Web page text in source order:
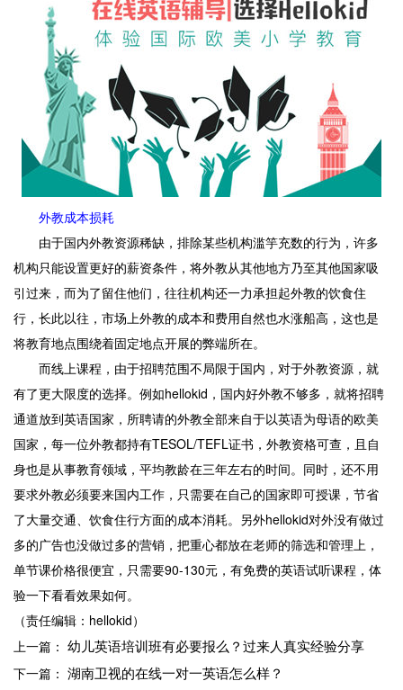
外教成本损耗
由于国内外教资源稀缺，排除某些机构滥竽充数的行为，许多
机构只能设置更好的薪资条件，将外教从其他地方乃至其他国家吸
引过来，而为了留住他们，往往机构还一力承担起外教的饮食住
行，长此以往，市场上外教的成本和费用自然也水涨船高，这也是
将教育地点围绕着固定地点开展的弊端所在。
而线上课程，由于招聘范围不局限于国内，对于外教资源，就
有了更大限度的选择。例如hellokid，国内好外教不够多，就将招聘
通道放到英语国家，所聘请的外教全部来自于以英语为母语的欧美
国家，每一位外教都持有TESOL/TEFL证书，外教资格可查，且自
身也是从事教育领域，平均教龄在三年左右的时间。同时，还不用
要求外教必须要来国内工作，只需要在自己的国家即可授课，节省
了大量交通、饮食住行方面的成本消耗。另外hellokid对外没有做过
多的广告也没做过多的营销，把重心都放在老师的筛选和管理上，
单节课价格很便宜，只需要90-130元，有免费的英语试听课程，体
验一下看看效果如何。
（责任编辑：hellokid）
上一篇： 幼儿英语培训班有必要报么？过来人真实经验分享
下一篇： 湖南卫视的在线一对一英语怎么样？